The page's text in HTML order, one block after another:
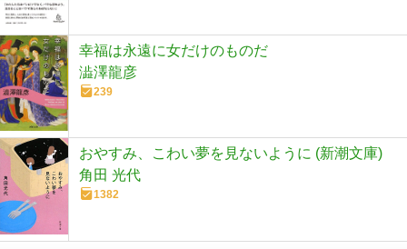
幸福は永遠に女だけのものだ
澁澤龍彦
239
おやすみ、こわい夢を見ないように (新潮文庫)
角田 光代
1382